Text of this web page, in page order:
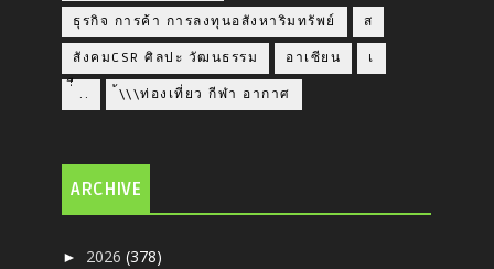
ธุรกิจ การค้า การลงทุนอสังหาริมทรัพย์ ส
สังคมCSR ศิลปะ วัฒนธรรม อาเซียน เ
่่ื​ .. ้\\\ท่องเที่ยว กีฬา อากาศ
ARCHIVE
► 2026(378)